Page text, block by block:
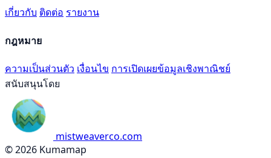
เกี่ยวกับ ติดต่อ รายงาน
กฎหมาย
ความเป็นส่วนตัว เงื่อนไข การเปิดเผยข้อมูลเชิงพาณิชย์
สนับสนุนโดย
mistweaverco.com
© 2026 Kumamap